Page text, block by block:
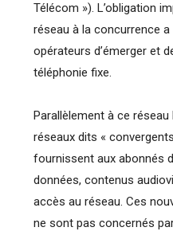
Télécom »). L’obligation
réseau à la concurrence a
opérateurs d’émerger et
téléphonie fixe.
Parallèlement à ce
réseaux dits «
fournissent aux abonnés
données, contenus
accès au réseau. Ces
ne sont pas concernés par